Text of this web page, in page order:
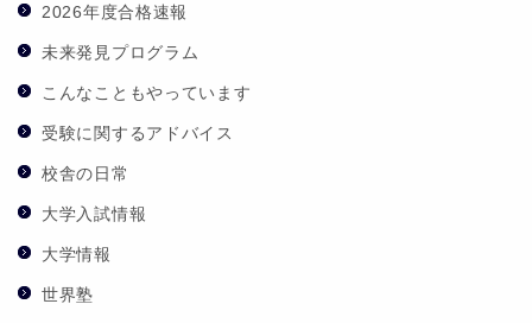
2026年度合格速報
未来発見プログラム
こんなこともやっています
受験に関するアドバイス
校舎の日常
大学入試情報
大学情報
世界塾